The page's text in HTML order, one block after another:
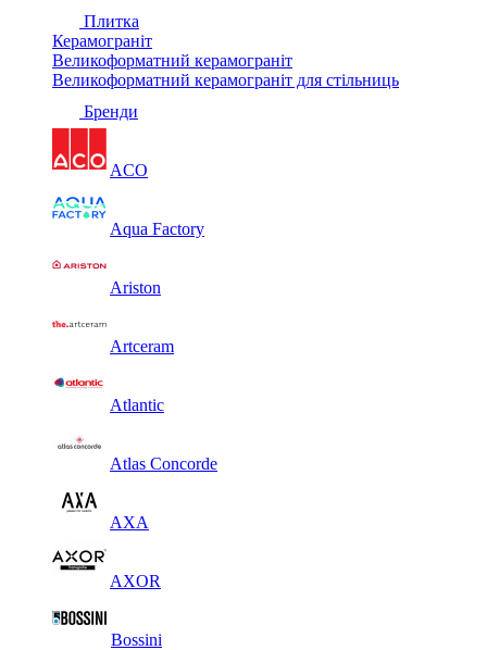
Плитка
Керамограніт
Великоформатний керамограніт
Великоформатний керамограніт для стільниць
Бренди
ACO
Aqua Factory
Ariston
Artceram
Atlantic
Atlas Concorde
AXA
AXOR
Bossini